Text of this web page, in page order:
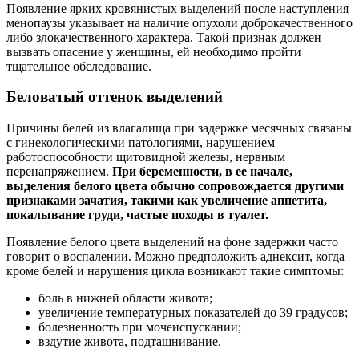
Появление ярких кровянистых выделений после наступления
менопаузы указывает на наличие опухоли доброкачественного
либо злокачественного характера. Такой признак должен
вызвать опасение у женщины, ей необходимо пройти
тщательное обследование.
Беловатый оттенок выделений
Причины белей из влагалища при задержке месячных связаны
с гинекологическими патологиями, нарушением
работоспособности щитовидной железы, нервным
перенапряжением. При беременности, в ее начале,
выделения белого цвета обычно сопровождается другими
признаками зачатия, такими как увеличение аппетита,
покалывание груди, частые походы в туалет.
Появление белого цвета выделений на фоне задержки часто
говорит о воспалении. Можно предположить аднексит, когда
кроме белей и нарушения цикла возникают такие симптомы:
боль в нижней области живота;
увеличение температурных показателей до 39 градусов;
болезненность при мочеиспускании;
вздутие живота, подташнивание.